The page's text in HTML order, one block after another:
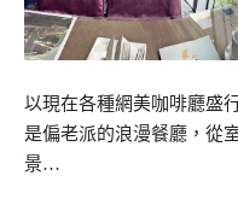
以現在各種網美咖啡廳盛
是偏老派的浪漫餐廳，從
景…